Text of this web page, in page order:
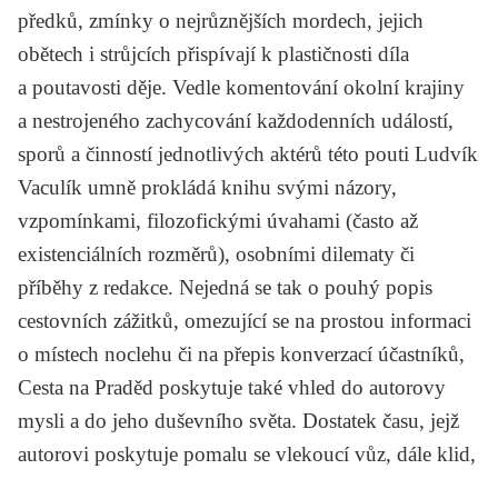
předků, zmínky o nejrůznějších mordech, jejich
obětech i strůjcích přispívají k plastičnosti díla
a poutavosti děje. Vedle komentování okolní krajiny
a nestrojeného zachycování každodenních událostí,
sporů a činností jednotlivých aktérů této pouti Ludvík
Vaculík umně prokládá knihu svými názory,
vzpomínkami, filozofickými úvahami (často až
existenciálních rozměrů), osobními dilematy či
příběhy z redakce. Nejedná se tak o pouhý popis
cestovních zážitků, omezující se na prostou informaci
o místech noclehu či na přepis konverzací účastníků,
Cesta na Praděd poskytuje také vhled do autorovy
mysli a do jeho duševního světa. Dostatek času, jejž
autorovi poskytuje pomalu se vlekoucí vůz, dále klid,